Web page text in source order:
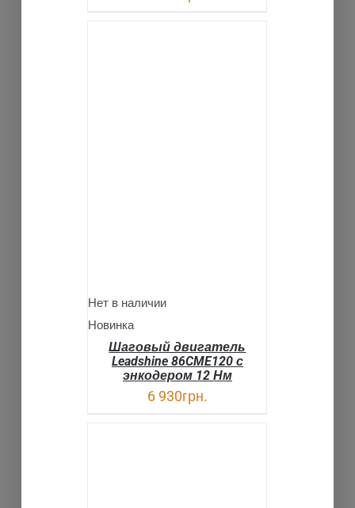
Нет в наличии
Новинка
Шаговый двигатель
Leadshine 86CME120 с
энкодером 12 Нм
6 930грн.